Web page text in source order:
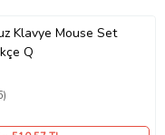
Klavye Mouse Set
Q